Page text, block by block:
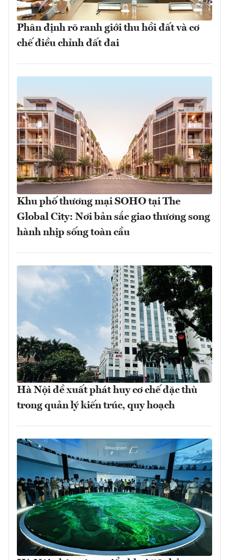
Phân định rõ ranh giới thu hồi đất và cơ
chế điều chỉnh đất đai
Khu phố thương mại SOHO tại The
Global City: Nơi bản sắc giao thương song
hành nhịp sống toàn cầu
Hà Nội đề xuất phát huy cơ chế đặc thù
trong quản lý kiến trúc, quy hoạch